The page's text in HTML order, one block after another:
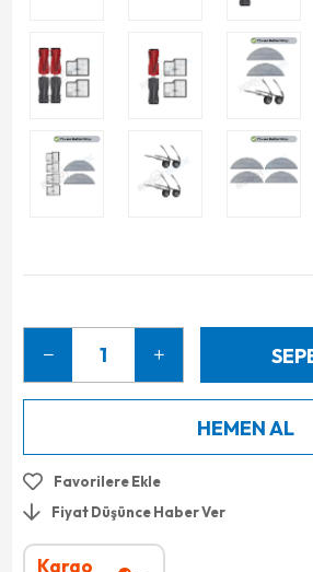
Favorilere Ekle
Fiyat Düşünce Haber Ver
Kargo